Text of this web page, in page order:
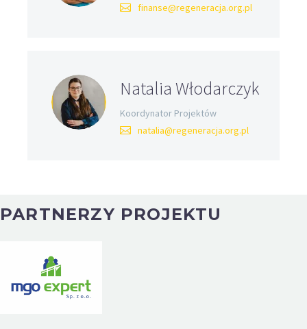
finanse@regeneracja.org.pl
Natalia Włodarczyk
Koordynator Projektów
natalia@regeneracja.org.pl
PARTNERZY PROJEKTU